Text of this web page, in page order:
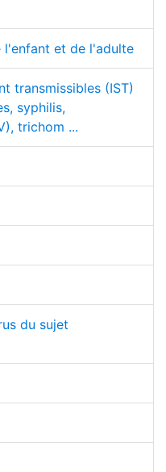
l'enfant et de l'adulte
transmissibles (IST)
syphilis,
trichom ...
du sujet